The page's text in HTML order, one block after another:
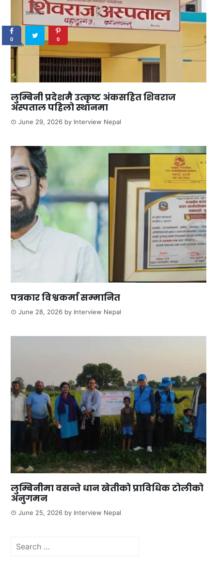
लुम्बिनी प्रदेशमै उत्कृष्ट अंकसहित शिवराज
अस्पताल पहिलो स्थानमा
June 29, 2026 by Interview Nepal
पत्रकार विश्वकर्मा सम्मानित
June 28, 2026 by Interview Nepal
लुम्बिनीमा वसन्ते धान खेतीको प्राविधिक टोलीको
अनुगमन
June 25, 2026 by Interview Nepal
Search
0
SHARES
0 0